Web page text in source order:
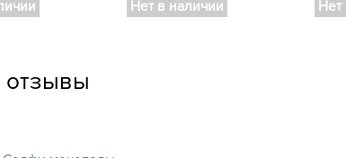
Нет в наличии
отзывы